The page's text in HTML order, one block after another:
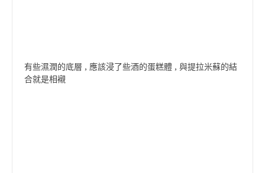
有些濕潤的底層 , 應該浸了些酒的蛋糕體 , 與提拉米蘇的結
合就是相襯